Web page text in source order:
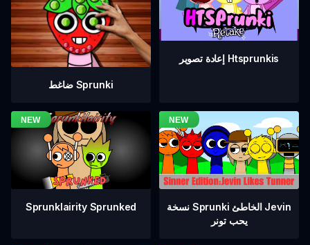
ضاغط Sprunki
إعادة تصوير Htsprunkis
Sprunklairity Sprunked
نسخة Sprunki الخاطئ Jevin
يحب تونر